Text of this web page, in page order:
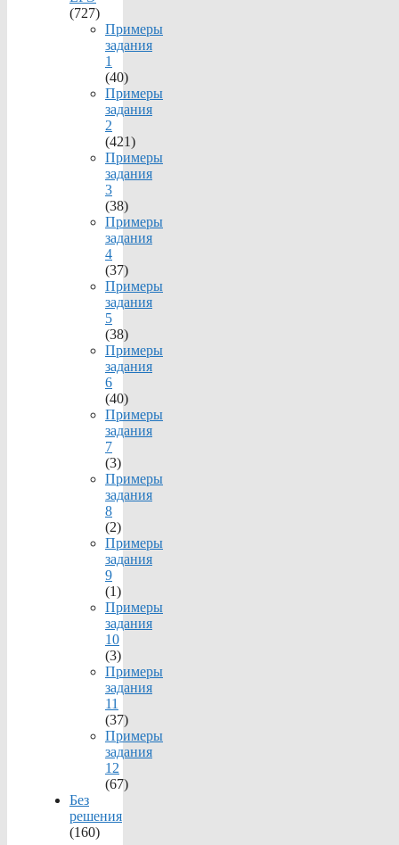
(727)
Примеры
задания
1
(40)
Примеры
задания
2
(421)
Примеры
задания
3
(38)
Примеры
задания
4
(37)
Примеры
задания
5
(38)
Примеры
задания
6
(40)
Примеры
задания
7
(3)
Примеры
задания
8
(2)
Примеры
задания
9
(1)
Примеры
задания
10
(3)
Примеры
задания
11
(37)
Примеры
задания
12
(67)
Без
решения
(160)